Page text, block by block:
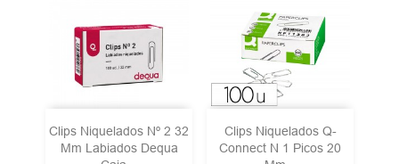
Clips Niquelados Nº 2 32
Mm Labiados Dequa
Clips Niquelados Q-
Connect N 1 Picos 20